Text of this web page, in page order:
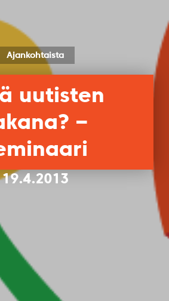
Ajankohtaista
uutisten
–
19.4.2013